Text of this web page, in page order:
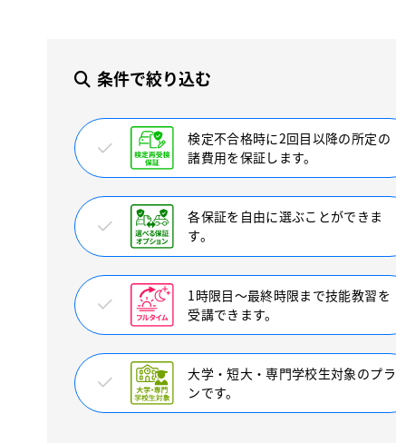
条件で絞り込む
検定不合格時に2回目以降の所定の
諸費用を保証します。
各保証を自由に選ぶことができま
す。
1時限目〜最終時限まで技能教習を
受講できます。
大学・短大・専門学校生対象のプラ
ンです。